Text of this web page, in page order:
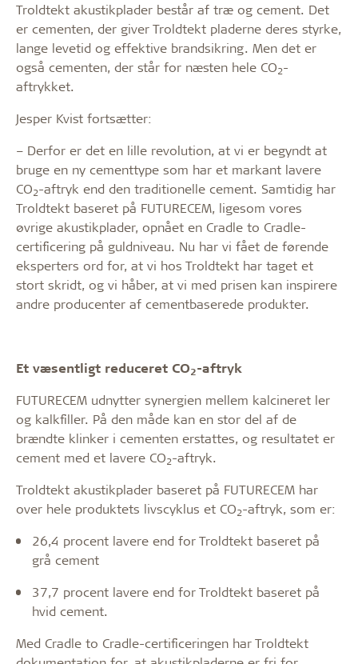
Troldtekt akustikplader består af træ og cement. Det
er cementen, der giver Troldtekt pladerne deres styrke,
lange levetid og effektive brandsikring. Men det er
også cementen, der står for næsten hele CO2-
aftrykket.
Jesper Kvist fortsætter:
– Derfor er det en lille revolution, at vi er begyndt at
bruge en ny cementtype som har et markant lavere
CO2-aftryk end den traditionelle cement. Samtidig har
Troldtekt baseret på FUTURECEM, ligesom vores
øvrige akustikplader, opnået en Cradle to Cradle-
certificering på guldniveau. Nu har vi fået de førende
eksperters ord for, at vi hos Troldtekt har taget et
stort skridt, og vi håber, at vi med prisen kan inspirere
andre producenter af cementbaserede produkter.
Et væsentligt reduceret CO2-aftryk
FUTURECEM udnytter synergien mellem kalcineret ler
og kalkfiller. På den måde kan en stor del af de
brændte klinker i cementen erstattes, og resultatet er
cement med et lavere CO2-aftryk.
Troldtekt akustikplader baseret på FUTURECEM har
over hele produktets livscyklus et CO2-aftryk, som er:
26,4 procent lavere end for Troldtekt baseret på
grå cement
37,7 procent lavere end for Troldtekt baseret på
hvid cement.
Med Cradle to Cradle-certificeringen har Troldtekt